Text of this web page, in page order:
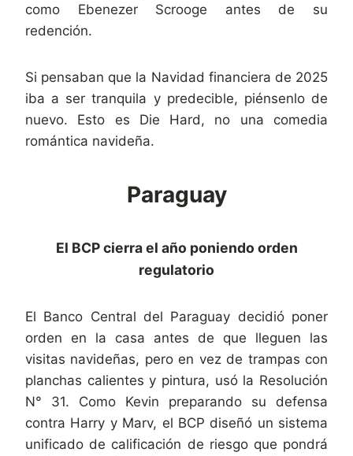
como Ebenezer Scrooge antes de su
redención.
Si pensaban que la Navidad financiera de 2025
iba a ser tranquila y predecible, piénsenlo de
nuevo. Esto es Die Hard, no una comedia
romántica navideña.
Paraguay
El BCP cierra el año poniendo orden
regulatorio
El Banco Central del Paraguay decidió poner
orden en la casa antes de que lleguen las
visitas navideñas, pero en vez de trampas con
planchas calientes y pintura, usó la Resolución
N° 31. Como Kevin preparando su defensa
contra Harry y Marv, el BCP diseñó un sistema
unificado de calificación de riesgo que pondrá